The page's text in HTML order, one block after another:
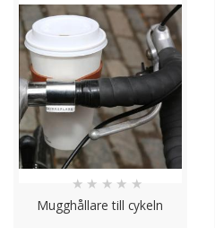
Mugghållare till cykeln
★ ★ ★ ★ ★